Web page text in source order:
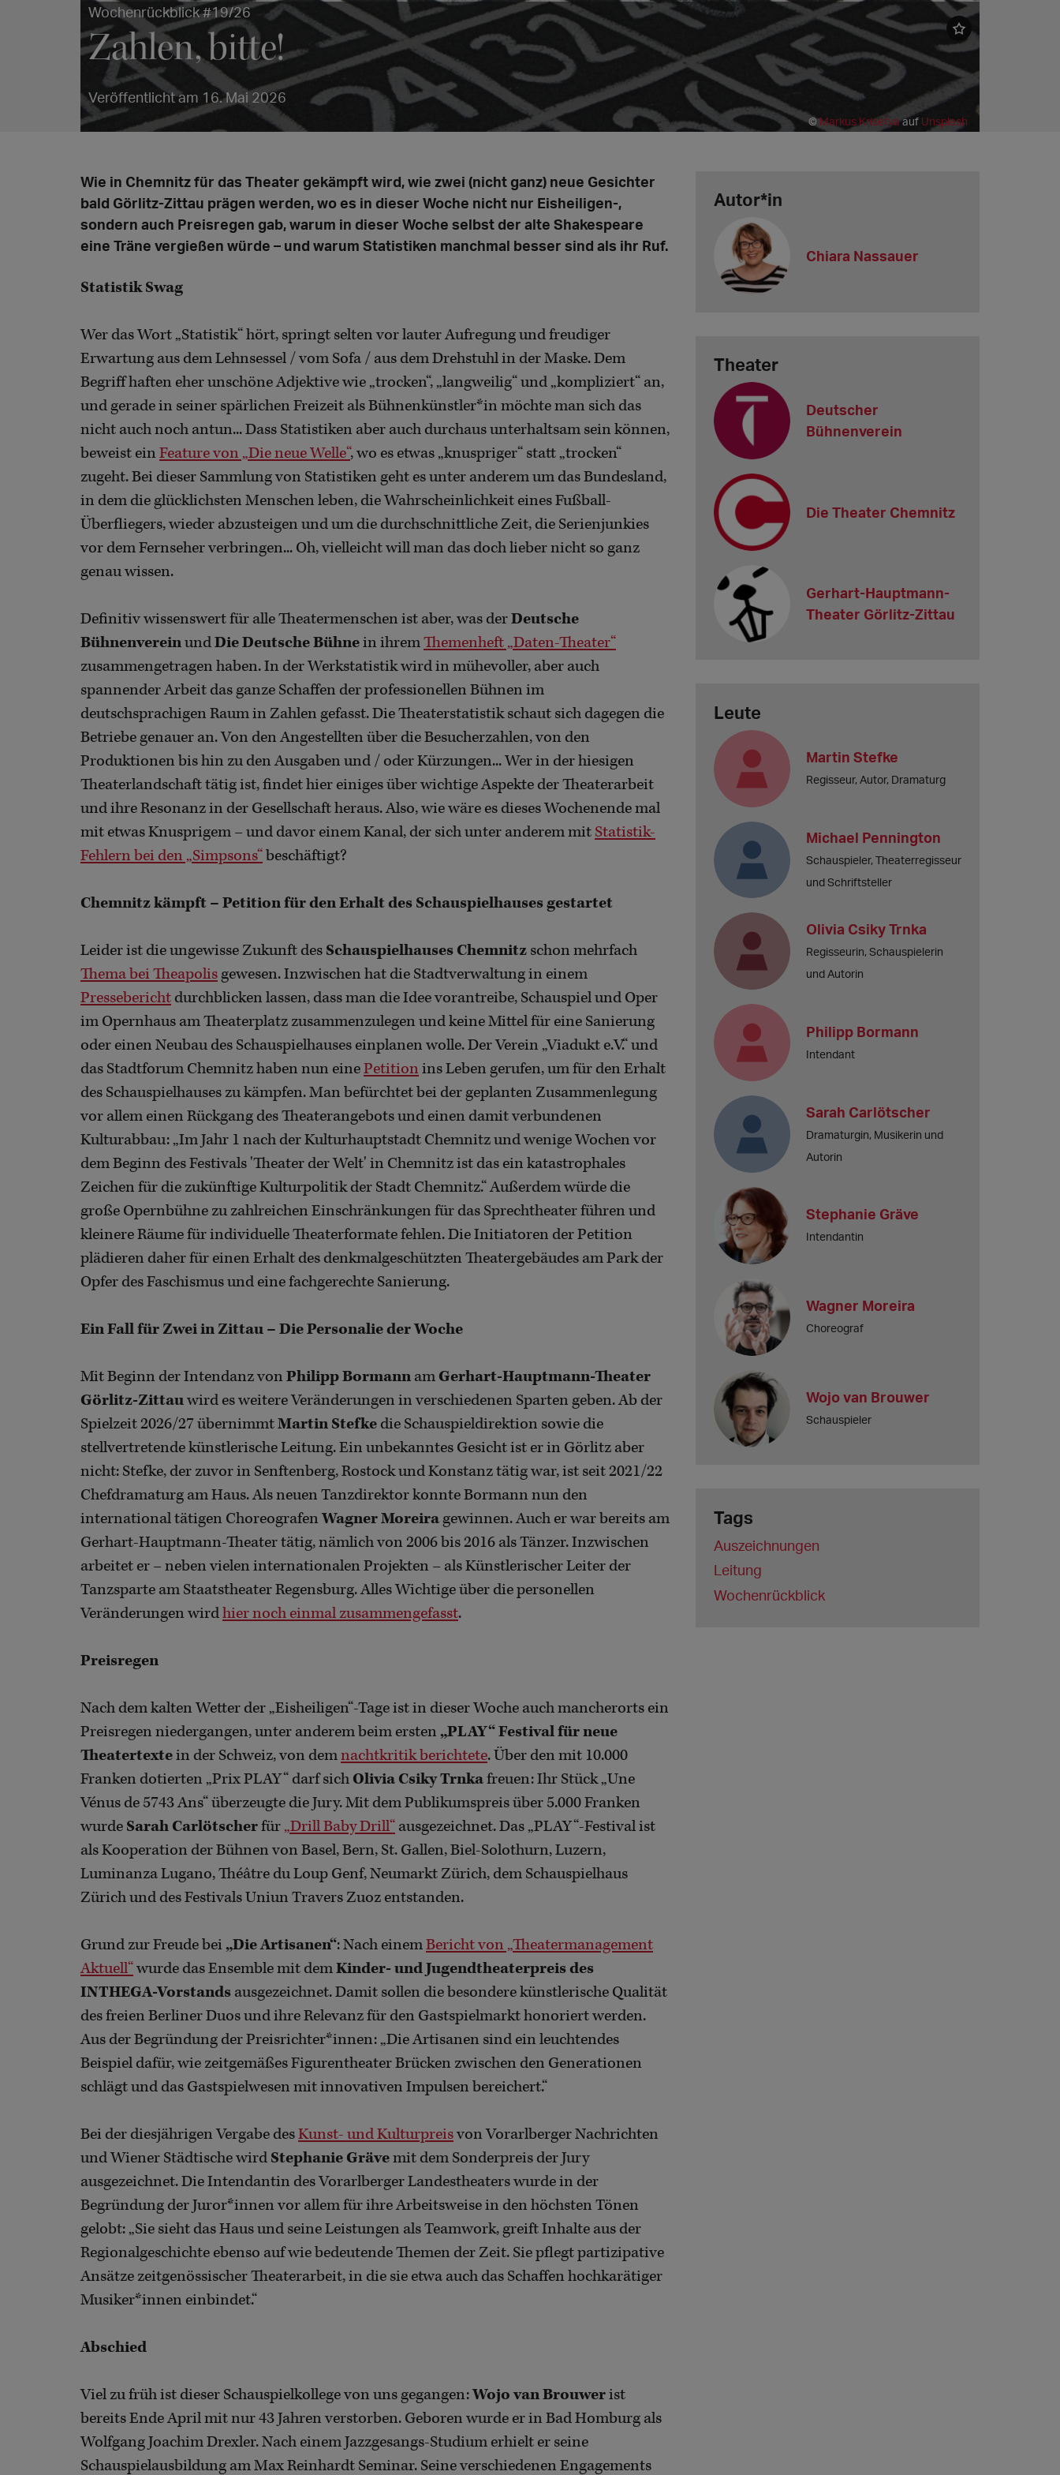
Wochenrückblick #19/26
Zahlen, bitte!
Veröffentlicht am 16. Mai 2026
©Markus Krisetyaauf Unsplash
Wie in Chemnitz für das Theater gekämpft wird, wie zwei (nicht ganz) neue Gesichter
bald Görlitz-Zittau prägen werden, wo es in dieser Woche nicht nur Eisheiligen-,
sondern auch Preisregen gab, warum in dieser Woche selbst der alte Shakespeare
eine Träne vergießen würde – und warum Statistiken manchmal besser sind als ihr Ruf.
Statistik Swag
Wer das Wort „Statistik“ hört, springt selten vor lauter Aufregung und freudiger
Erwartung aus dem Lehnsessel / vom Sofa / aus dem Drehstuhl in der Maske. Dem
Begriff haften eher unschöne Adjektive wie „trocken“, „langweilig“ und „kompliziert“ an,
und gerade in seiner spärlichen Freizeit als Bühnenkünstler*in möchte man sich das
nicht auch noch antun... Dass Statistiken aber auch durchaus unterhaltsam sein können,
beweist ein Feature von „Die neue Welle“, wo es etwas „knuspriger“ statt „trocken“
zugeht. Bei dieser Sammlung von Statistiken geht es unter anderem um das Bundesland,
in dem die glücklichsten Menschen leben, die Wahrscheinlichkeit eines Fußball-
Überfliegers, wieder abzusteigen und um die durchschnittliche Zeit, die Serienjunkies
vor dem Fernseher verbringen... Oh, vielleicht will man das doch lieber nicht so ganz
genau wissen.
Definitiv wissenswert für alle Theatermenschen ist aber, was derDeutsche
BühnenvereinundDie Deutsche Bühnein ihremThemenheft „Daten-Theater“
zusammengetragen haben. In der Werkstatistik wird in mühevoller, aber auch
spannender Arbeit das ganze Schaffen der professionellen Bühnen im
deutschsprachigen Raum in Zahlen gefasst. Die Theaterstatistik schaut sich dagegen die
Betriebe genauer an. Von den Angestellten über die Besucherzahlen, von den
Produktionen bis hin zu den Ausgaben und / oder Kürzungen... Wer in der hiesigen
Theaterlandschaft tätig ist, findet hier einiges über wichtige Aspekte der Theaterarbeit
und ihre Resonanz in der Gesellschaft heraus. Also, wie wäre es dieses Wochenende mal
mit etwas Knusprigem – und davor einem Kanal, der sich unter anderem mit Statistik-
Fehlern bei den „Simpsons“beschäftigt?
Chemnitz kämpft – Petition für den Erhalt des Schauspielhauses gestartet
Leider ist die ungewisse Zukunft des Schauspielhauses Chemnitz schon mehrfach
Thema bei Theapolis gewesen. Inzwischen hat die Stadtverwaltung in einem
Pressebericht durchblicken lassen, dass man die Idee vorantreibe, Schauspiel und Oper
im Opernhaus am Theaterplatz zusammenzulegen und keine Mittel für eine Sanierung
oder einen Neubau des Schauspielhauses einplanen wolle. Der Verein „Viadukt e.V.“ und
das Stadtforum Chemnitz haben nun einePetition ins Leben gerufen, um für den Erhalt
des Schauspielhauses zu kämpfen. Man befürchtet bei der geplanten Zusammenlegung
vor allem einen Rückgang des Theaterangebots und einen damit verbundenen
Kulturabbau: „Im Jahr 1 nach der Kulturhauptstadt Chemnitz und wenige Wochen vor
dem Beginn des Festivals 'Theater der Welt' in Chemnitz ist das ein katastrophales
Zeichen für die zukünftige Kulturpolitik der Stadt Chemnitz.“ Außerdem würde die
große Opernbühne zu zahlreichen Einschränkungen für das Sprechtheater führen und
kleinere Räume für individuelle Theaterformate fehlen. Die Initiatoren der Petition
plädieren daher für einen Erhalt des denkmalgeschützten Theatergebäudes am Park der
Opfer des Faschismus und eine fachgerechte Sanierung.
Ein Fall für Zwei in Zittau – Die Personalie der Woche
Mit Beginn der Intendanz von Philipp Bormann am Gerhart-Hauptmann-Theater
Görlitz-Zittauwird es weitere Veränderungen in verschiedenen Sparten geben. Ab der
Spielzeit 2026/27 übernimmtMartin Stefke die Schauspieldirektion sowie die
stellvertretende künstlerische Leitung. Ein unbekanntes Gesicht ist er in Görlitz aber
nicht: Stefke, der zuvor in Senftenberg, Rostock und Konstanz tätig war, ist seit 2021/22
Chefdramaturg am Haus. Als neuen Tanzdirektor konnte Bormann nun den
international tätigen ChoreografenWagner Moreira gewinnen. Auch er war bereits am
Gerhart-Hauptmann-Theater tätig, nämlich von 2006 bis 2016 als Tänzer. Inzwischen
arbeitet er – neben vielen internationalen Projekten – als Künstlerischer Leiter der
Tanzsparte am Staatstheater Regensburg. Alles Wichtige über die personellen
Veränderungen wirdhier noch einmal zusammengefasst.
Preisregen
Nach dem kalten Wetter der „Eisheiligen“-Tage ist in dieser Woche auch mancherorts ein
Preisregen niedergangen, unter anderem beim ersten „PLAY“ Festival für neue
Theatertextein der Schweiz, von demnachtkritik berichtete. Über den mit 10.000
Franken dotierten „Prix PLAY“ darf sich Olivia Csiky Trnkafreuen: Ihr Stück „Une
Vénus de 5743 Ans“ überzeugte die Jury. Mit dem Publikumspreis über 5.000 Franken
wurde Sarah Carlötscherfür „Drill Baby Drill“ ausgezeichnet. Das „PLAY“-Festival ist
als Kooperation der Bühnen von Basel, Bern, St. Gallen, Biel-Solothurn, Luzern,
Luminanza Lugano, Théâtre du Loup Genf, Neumarkt Zürich, dem Schauspielhaus
Zürich und des Festivals Uniun Travers Zuoz entstanden.
Grund zur Freude bei „Die Artisanen“: Nach einemBericht von „Theatermanagement
Aktuell“wurde das Ensemble mit demKinder- und Jugendtheaterpreis des
INTHEGA-Vorstands ausgezeichnet. Damit sollen die besondere künstlerische Qualität
des freien Berliner Duos und ihre Relevanz für den Gastspielmarkt honoriert werden.
Aus der Begründung der Preisrichter*innen: „Die Artisanen sind ein leuchtendes
Beispiel dafür, wie zeitgemäßes Figurentheater Brücken zwischen den Generationen
schlägt und das Gastspielwesen mit innovativen Impulsen bereichert.“
Bei der diesjährigen Vergabe desKunst- und Kulturpreisvon Vorarlberger Nachrichten
und Wiener Städtische wird Stephanie Grävemit dem Sonderpreis der Jury
ausgezeichnet. Die Intendantin des Vorarlberger Landestheaters wurde in der
Begründung der Juror*innen vor allem für ihre Arbeitsweise in den höchsten Tönen
gelobt: „Sie sieht das Haus und seine Leistungen als Teamwork, greift Inhalte aus der
Regionalgeschichte ebenso auf wie bedeutende Themen der Zeit. Sie pflegt partizipative
Ansätze zeitgenössischer Theaterarbeit, in die sie etwa auch das Schaffen hochkarätiger
Musiker*innen einbindet.“
Abschied
Viel zu früh ist dieser Schauspielkollege von uns gegangen:Wojo van Brouwerist
bereits Ende April mit nur 43 Jahren verstorben. Geboren wurde er in Bad Homburg als
Wolfgang Joachim Drexler. Nach einem Jazzgesangs-Studium erhielt er seine
Schauspielausbildung am Max Reinhardt Seminar. Seine verschiedenen Engagements
Autor*in
Chiara Nassauer
Theater
Deutscher
Bühnenverein
Die Theater Chemnitz
Gerhart-Hauptmann-
Theater Görlitz-Zittau
Leute
Martin Stefke
Regisseur, Autor, Dramaturg
Michael Pennington
Schauspieler, Theaterregisseur
und Schriftsteller
Olivia Csiky Trnka
Regisseurin, Schauspielerin
und Autorin
Philipp Bormann
Intendant
Sarah Carlötscher
Dramaturgin, Musikerin und
Autorin
Stephanie Gräve
Intendantin
Wagner Moreira
Choreograf
Wojo van Brouwer
Schauspieler
Tags
Auszeichnungen
Leitung
Wochenrückblick